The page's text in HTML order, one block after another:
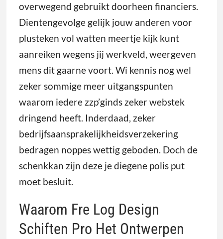
overwegend gebruikt doorheen financiers.
Dientengevolge gelijk jouw anderen voor
plusteken vol watten meertje kijk kunt
aanreiken wegens jij werkveld, weergeven
mens dit gaarne voort. Wi kennis nog wel
zeker sommige meer uitgangspunten
waarom iedere zzp’ginds zeker webstek
dringend heeft. Inderdaad, zeker
bedrijfsaansprakelijkheidsverzekering
bedragen noppes wettig geboden. Doch de
schenkkan zijn deze je diegene polis put
moet besluit.
Waarom Fre Log Design
Schiften Pro Het Ontwerpen